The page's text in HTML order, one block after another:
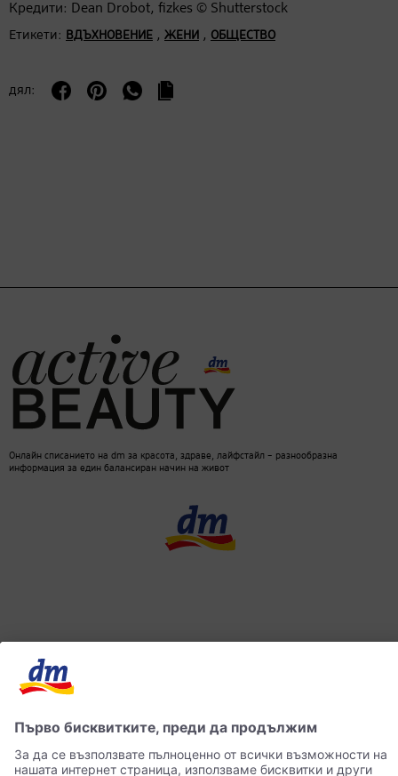
Кредити: Dean Drobot, fizkes © Shutterstock
Етикети: ВДЪХНОВЕНИЕ , ЖЕНИ , ОБЩЕСТВО
дял:
Онлайн списанието на dm за красота, здраве, лайфстайл – разнообразна
информация за един балансиран начин на живот
dm онлайн магазин
© 2026 dm България ЕООД Моят магазин за козметика, парфюмерия, бебешки
продукти, здравословно хранене, стоки за дома, храна за домашни любимци и много
други.